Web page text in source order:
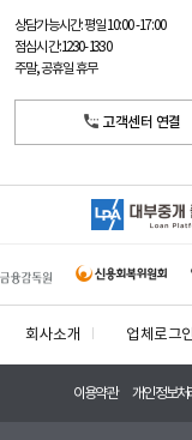
상담가능시간: 평일10:00 -17:00
점심시간: 12:30 - 13:30
주말, 공휴일 휴무
고객센터 연결
회사소개 업체로그인
이용약관 개인정보처